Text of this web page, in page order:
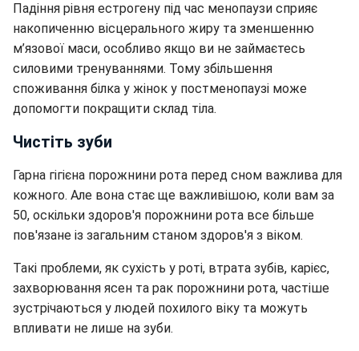
Падіння рівня естрогену під час менопаузи сприяє
накопиченню вісцерального жиру та зменшенню
м’язової маси, особливо якщо ви не займаєтесь
силовими тренуваннями. Тому збільшення
споживання білка у жінок у постменопаузі може
допомогти покращити склад тіла.
Чистіть зуби
Гарна гігієна порожнини рота перед сном важлива для
кожного. Але вона стає ще важливішою, коли вам за
50, оскільки здоров'я порожнини рота все більше
пов'язане із загальним станом здоров'я з віком.
Такі проблеми, як сухість у роті, втрата зубів, карієс,
захворювання ясен та рак порожнини рота, частіше
зустрічаються у людей похилого віку та можуть
впливати не лише на зуби.